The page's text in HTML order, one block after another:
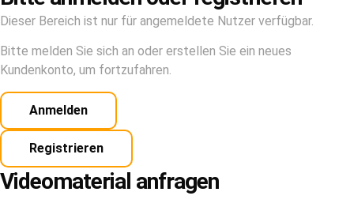
Dieser Bereich ist nur für angemeldete Nutzer verfügbar.
Bitte melden Sie sich an oder erstellen Sie ein neues
Kundenkonto, um fortzufahren.
Anmelden
Registrieren
Videomaterial anfragen